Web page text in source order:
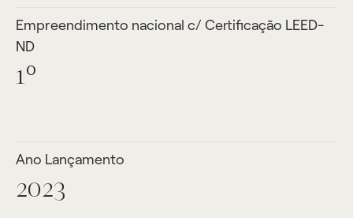
Empreendimento nacional c/ Certificação LEED-
ND
1º
Ano Lançamento
2023